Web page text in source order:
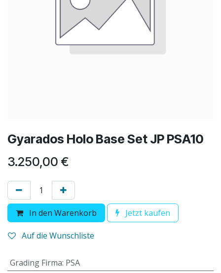
Gyarados Holo Base Set JP PSA10
3.250,00 €
In den Warenkorb Jetzt kaufen
Auf die Wunschliste
Grading Firma: PSA